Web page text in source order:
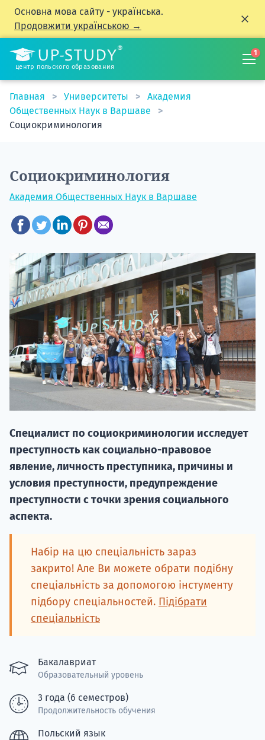
Основна мова сайту - українська.
Продовжити українською →
центр польского образования
1
Главная Университеты
Академия
Общественных Наук в Варшаве
Социокриминология
Социокриминология
Академия Общественных Наук в Варшаве
Специалист по социокриминологии исследует
преступность как социально-правовое
явление, личность преступника, причины и
условия преступности, предупреждение
преступности с точки зрения социального
аспекта.
Набір на цю спеціальність зараз
закрито! Але Ви можете обрати подібну
спеціальність за допомогою інстументу
підбору спеціальностей. Підібрати
спеціальність
Бакалавриат
Образовательный уровень
3 года (6 семестров)
Продолжительность обучения
Польский язык